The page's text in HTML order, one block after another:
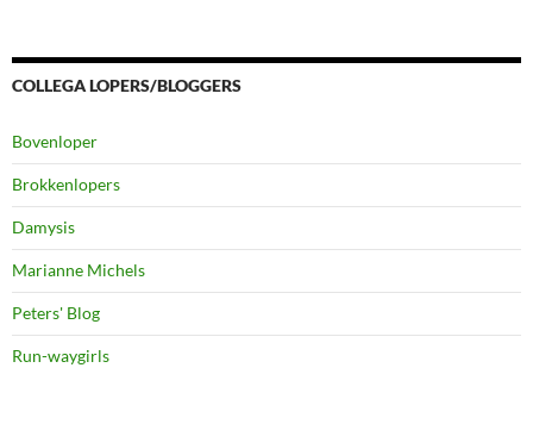
COLLEGA LOPERS/BLOGGERS
Bovenloper
Brokkenlopers
Damysis
Marianne Michels
Peters' Blog
Run-waygirls